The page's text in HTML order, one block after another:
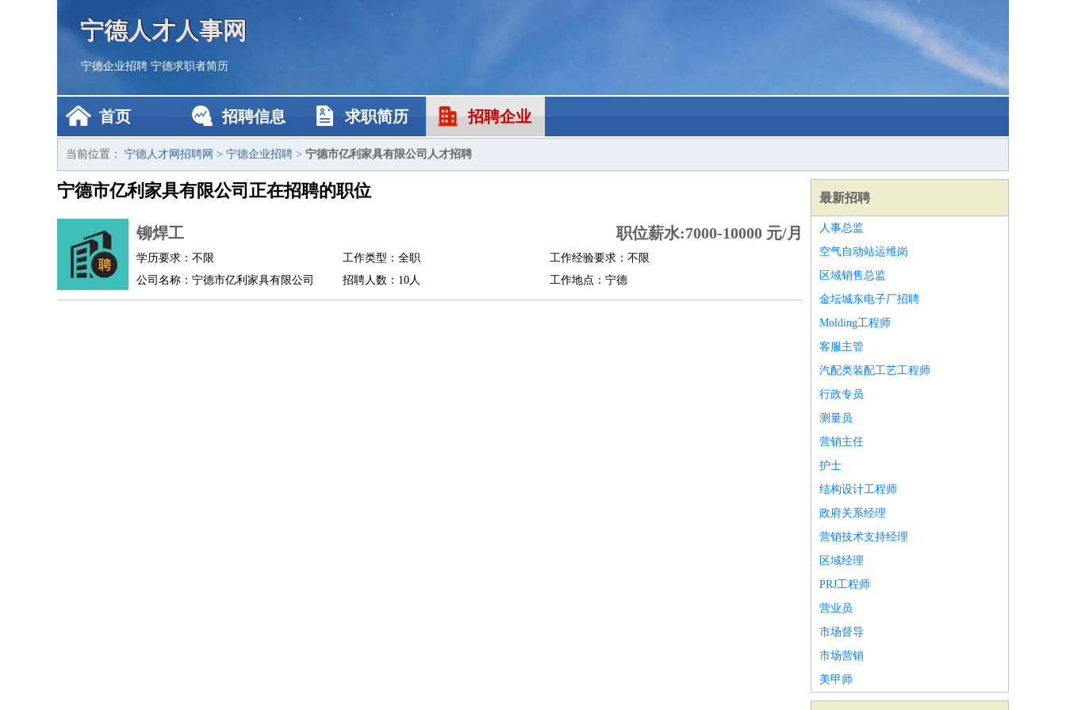
宁德人才人事网
宁德企业招聘 宁德求职者简历
首页 招聘信息 求职简历 招聘企业
当前位置： 宁德人才网招聘网 > 宁德企业招聘 > 宁德市亿利家具有限公司人才招聘
宁德市亿利家具有限公司正在招聘的职位
铆焊工 职位薪水:7000-10000 元/月
学历要求：不限 工作类型：全职
工作经验要求：不限
公司名称：宁德市亿利家具有限公司
招聘人数：10人 工作地点：宁德
最新招聘
人事总监
空气自动站运维岗
区域销售总监
金坛城东电子厂招聘
Molding工程师
客服主管
汽配类装配工艺工程师
行政专员
测量员
营销主任
护士
结构设计工程师
政府关系经理
营销技术支持经理
区域经理
PRJ工程师
营业员
市场督导
市场营销
美甲师